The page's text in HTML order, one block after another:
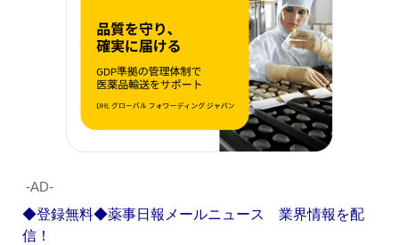
‐AD‐
◆登録無料◆薬事日報メールニュース 業界情報を配
信！